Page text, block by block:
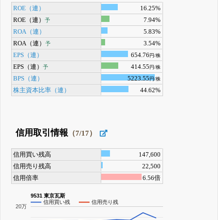
ROE（連）
16.25%
ROE（連）予
7.94%
ROA（連）
5.83%
ROA（連）予
3.54%
EPS（連）
654.76円/株
EPS（連）予 414.55円/株
BPS（連） 5223.55円/株
株主資本比率（連） 44.62%
信用取引情報 （7/17）
信用買い残高
147,600
信用売り残高
22,500
信用倍率
6.56倍
9531 東京瓦斯
信用買い残
信用売り残
20万